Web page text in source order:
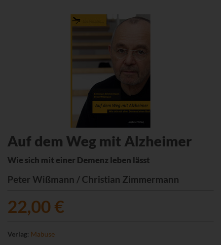
Auf dem Weg mit Alzheimer
Wie sich mit einer Demenz leben lässt
Peter Wißmann / Christian Zimmermann
22,00 €
Verlag: Mabuse